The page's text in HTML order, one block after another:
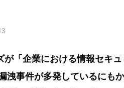
が「企業における情報セキ
洩事件が多発しているにも